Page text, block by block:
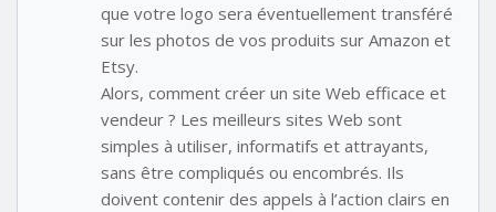
que votre logo sera éventuellement transféré
sur les photos de vos produits sur Amazon et
Etsy.
Alors, comment créer un site Web efficace et
vendeur ? Les meilleurs sites Web sont
simples à utiliser, informatifs et attrayants,
sans être compliqués ou encombrés. Ils
doivent contenir des appels à l’action clairs en